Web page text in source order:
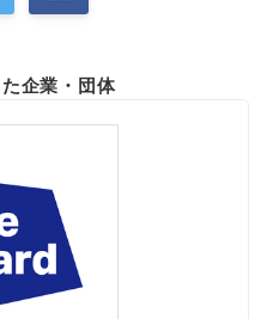
企業・団体